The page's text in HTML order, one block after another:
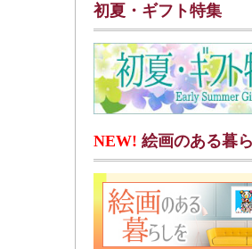
初夏・ギフト特集
NEW! 絵画のある暮